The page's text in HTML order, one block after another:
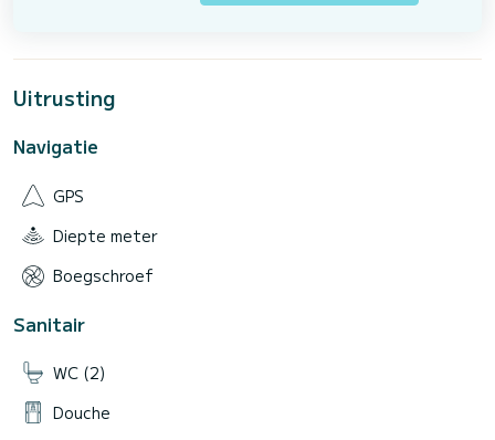
Uitrusting
Navigatie
GPS
Diepte meter
Boegschroef
Sanitair
WC (2)
Douche